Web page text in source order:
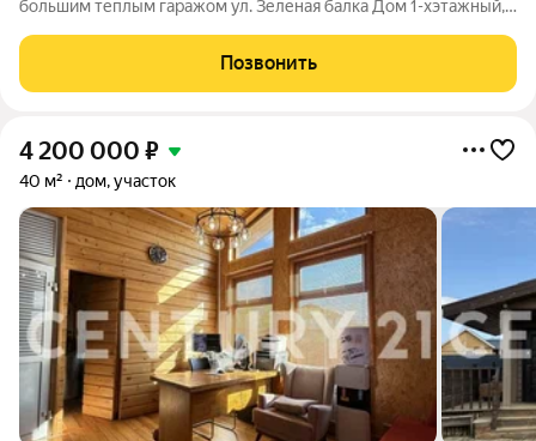
большим теплым гаражом ул. Зеленая балка Дом 1-хэтажный,
гп, но увеличение площади (пристрой) в 2015 году 3 комнаты,
большая кухня 24
Позвонить
4 200 000 ₽
40 м² дом, участок